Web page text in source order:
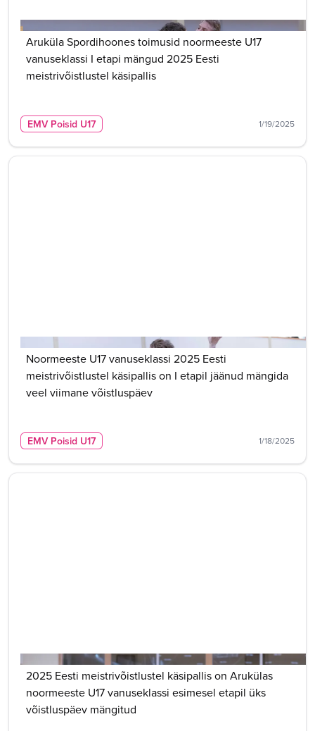
Aruküla Spordihoones toimusid noormeeste U17
vanuseklassi I etapi mängud 2025 Eesti
meistrivõistlustel käsipallis
EMV Poisid U17 1/19/2025
Noormeeste U17 vanuseklassi 2025 Eesti
meistrivõistlustel käsipallis on I etapil jäänud mängida
veel viimane võistluspäev
EMV Poisid U17 1/18/2025
2025 Eesti meistrivõistlustel käsipallis on Arukülas
noormeeste U17 vanuseklassi esimesel etapil üks
võistluspäev mängitud